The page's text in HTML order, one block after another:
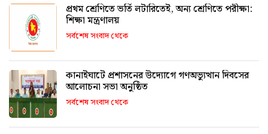
প্রথম শ্রেণিতে ভর্তি লটারিতেই, অন্য শ্রেণিতে পরীক্ষা:
শিক্ষা মন্ত্রণালয়
সর্বশেষ সংবাদ থেকে
কানাইঘাটে প্রশাসনের উদ্যোগে গণঅভ্যুত্থান দিবসের
আলোচনা সভা অনুষ্ঠিত
সর্বশেষ সংবাদ থেকে